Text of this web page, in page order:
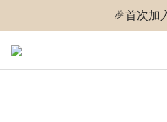
🎉首次加
🎉首次加